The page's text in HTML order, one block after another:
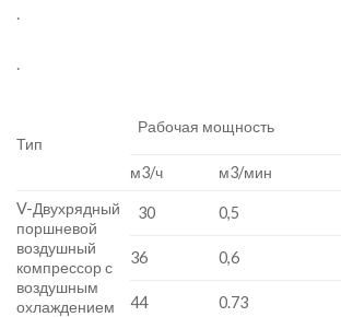
.
.
Тип
Рабочая мощность
м3/ч м3/мин
V-Двухрядный
поршневой
воздушный
компрессор с
воздушным
охлаждением
30 0,5
36 0,6
44 0.73